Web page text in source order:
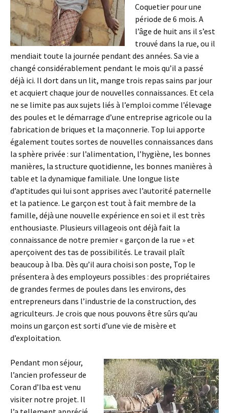
Coquetier pour une
période de 6 mois. A
l’âge de huit ans il s’est
trouvé dans la rue, ou il
mendiait toute la journée pendant des années. Sa vie a
changé considérablement pendant le mois qu’il a passé
déjà ici. Il dort dans un lit, mange trois repas sains par jour
et acquiert chaque jour de nouvelles connaissances. Et cela
ne se limite pas aux sujets liés à l’emploi comme l’élevage
des poules et le démarrage d’une entreprise agricole ou la
fabrication de briques et la maçonnerie. Top lui apporte
également toutes sortes de nouvelles connaissances dans
la sphère privée : sur l’alimentation, l’hygiène, les bonnes
manières, la structure quotidienne, les bonnes manières à
table et la dynamique familiale. Une longue liste
d’aptitudes qui lui sont apprises avec l’autorité paternelle
et la patience. Le garçon est tout à fait membre de la
famille, déjà une nouvelle expérience en soi et il est très
enthousiaste. Plusieurs villageois ont déjà fait la
connaissance de notre premier « garçon de la rue » et
aperçoivent des tas de possibilités. Le travail plaît
beaucoup à Iba. Dès qu’il aura choisi son poste, Top le
présentera à des employeurs possibles : des propriétaires
de grandes fermes de poules dans les environs, des
entrepreneurs dans l’industrie de la construction, des
agriculteurs. Je crois que nous pouvons être sûrs qu’au
moins un garçon est sorti d’une vie de misère et
d’exploitation.
Pendant mon séjour,
l’ancien professeur de
Coran d’Iba est venu
visiter notre projet. Il